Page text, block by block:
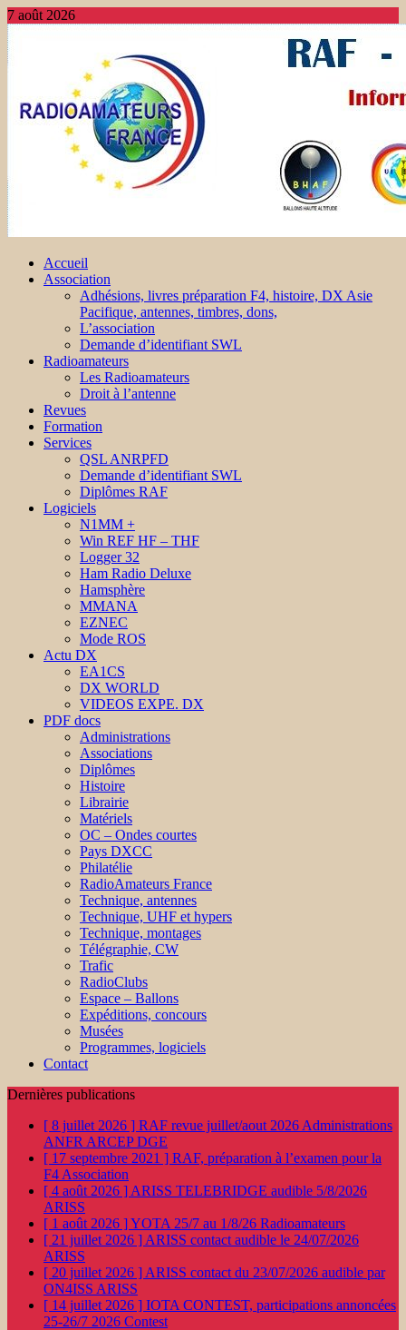
7 août 2026
Accueil
Association
Adhésions, livres préparation F4, histoire, DX Asie
Pacifique, antennes, timbres, dons,
L’association
Demande d’identifiant SWL
Radioamateurs
Les Radioamateurs
Droit à l’antenne
Revues
Formation
Services
QSL ANRPFD
Demande d’identifiant SWL
Diplômes RAF
Logiciels
N1MM +
Win REF HF – THF
Logger 32
Ham Radio Deluxe
Hamsphère
MMANA
EZNEC
Mode ROS
Actu DX
EA1CS
DX WORLD
VIDEOS EXPE. DX
PDF docs
Administrations
Associations
Diplômes
Histoire
Librairie
Matériels
OC – Ondes courtes
Pays DXCC
Philatélie
RadioAmateurs France
Technique, antennes
Technique, UHF et hypers
Technique, montages
Télégraphie, CW
Trafic
RadioClubs
Espace – Ballons
Expéditions, concours
Musées
Programmes, logiciels
Contact
Dernières publications
[ 8 juillet 2026 ] RAF revue juillet/aout 2026 Administrations
ANFR ARCEP DGE
[ 17 septembre 2021 ] RAF, préparation à l’examen pour la
F4 Association
[ 4 août 2026 ] ARISS TELEBRIDGE audible 5/8/2026
ARISS
[ 1 août 2026 ]YOTA 25/7 au 1/8/26 Radioamateurs
[ 21 juillet 2026 ] ARISS contact audible le 24/07/2026
ARISS
[ 20 juillet 2026 ] ARISS contact du 23/07/2026 audible par
ON4ISS ARISS
[ 14 juillet 2026 ] IOTA CONTEST, participations annoncées
25-26/7 2026 Contest